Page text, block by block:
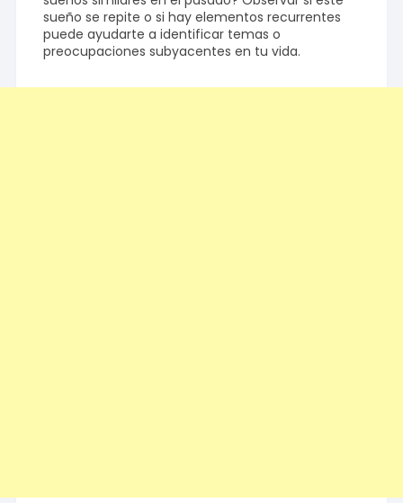
sueño se repite o si hay elementos recurrentes
puede ayudarte a identificar temas o
preocupaciones subyacentes en tu vida.